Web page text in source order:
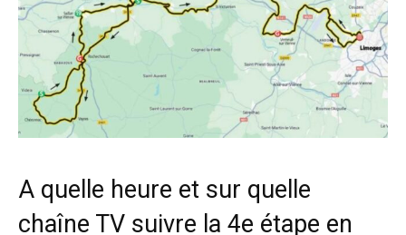
A quelle heure et sur quelle
chaîne TV suivre la 4e étape en